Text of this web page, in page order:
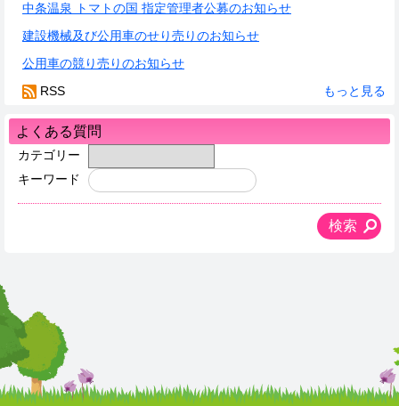
中条温泉 トマトの国 指定管理者公募のお知らせ
建設機械及び公用車のせり売りのお知らせ
公用車の競り売りのお知らせ
もっと見る
RSS
よくある質問
カテゴリー
キーワード